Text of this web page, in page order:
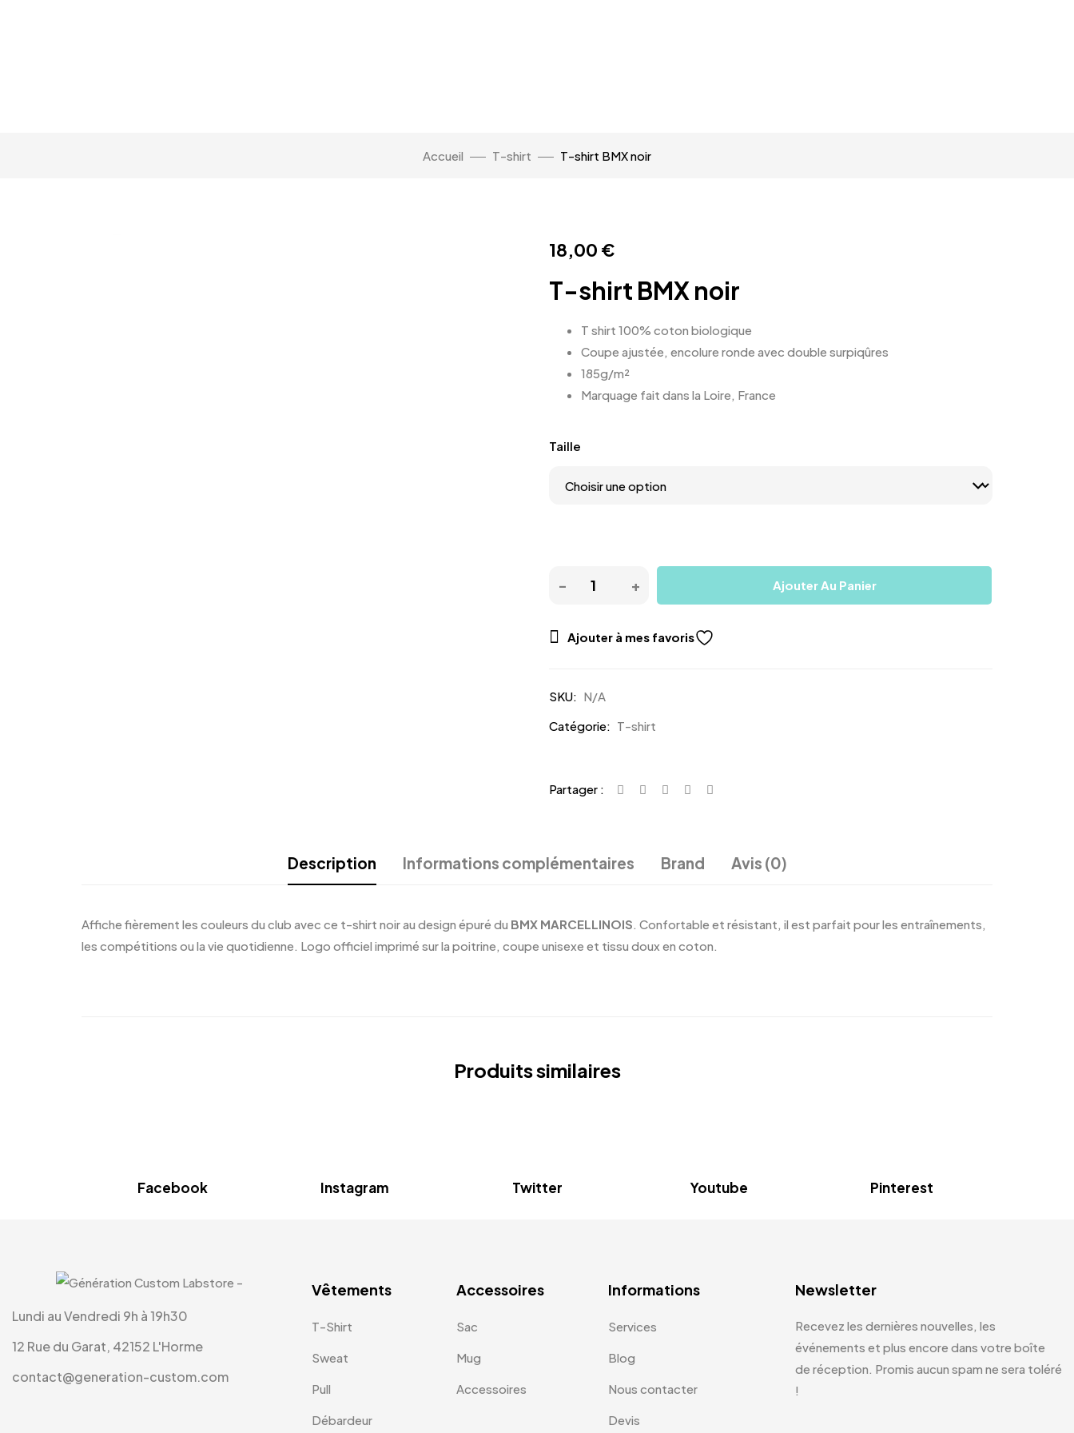
Accueil T-shirt T-shirt BMX noir
18,00 €
T-shirt BMX noir
T shirt 100% coton biologique
Coupe ajustée, encolure ronde avec double surpiqûres
185g/m²
Marquage fait dans la Loire, France
Taille
Ajouter Au Panier
Ajouter à mes favoris
SKU: N/A
Catégorie: T-shirt
Partager :
Description Informations complémentaires Brand Avis (0)
Affiche fièrement les couleurs du club avec ce t-shirt noir au design épuré du BMX MARCELLINOIS. Confortable et résistant, il est parfait pour les entraînements,
les compétitions ou la vie quotidienne. Logo officiel imprimé sur la poitrine, coupe unisexe et tissu doux en coton.
Produits similaires
Facebook Instagram Twitter Youtube Pinterest
Lundi au Vendredi 9h à 19h30
12 Rue du Garat, 42152 L'Horme
contact@generation-custom.com
Vêtements
T-Shirt
Sweat
Pull
Débardeur
Accessoires
Sac
Mug
Accessoires
Informations
Services
Blog
Nous contacter
Devis
Newsletter
Recevez les dernières nouvelles, les
événements et plus encore dans votre boîte
de réception. Promis aucun spam ne sera toléré
!